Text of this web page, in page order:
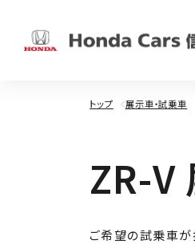
トップ 展示車・試乗車
ZR-V
ご希望の試乗車が